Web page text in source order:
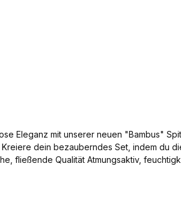
Eleganz mit unserer neuen "Bambus"
dein bezauberndes Set, indem du